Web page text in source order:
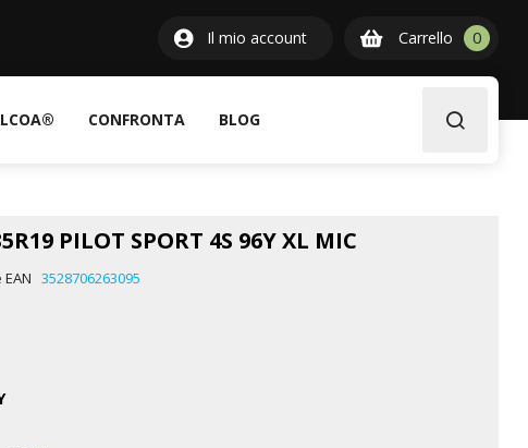
Il mio account Carrello 00
CONFRONTA BLOG
PILOT SPORT 4S 96Y XL MIC
3528706263095